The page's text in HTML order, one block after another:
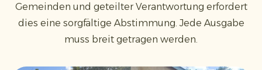
Gemeinden und geteilter Verantwortung erfordert
dies eine sorgfältige Abstimmung. Jede Ausgabe
muss breit getragen werden.